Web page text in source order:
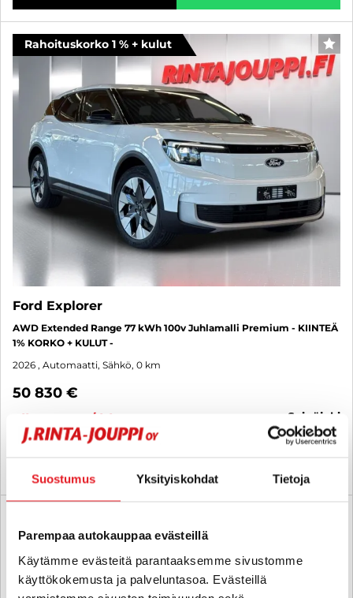
Suostumus Yksityiskohdat Tietoja
Parempaa autokauppaa evästeillä
Käytämme evästeitä parantaaksemme sivustomme
käyttökokemusta ja palveluntasoa. Evästeillä
Rahoituskorko 1 % + kulut
Ford Explorer
AWD Extended Range 77 kWh 100v Juhlamalli Premium - KIINTEÄ
1% KORKO + KULUT -
2026 , Automaatti, Sähkö, 0 km
50 830 €
alk. 348 € / kk
seinäjoki